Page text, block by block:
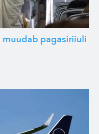
pagasiriiuli